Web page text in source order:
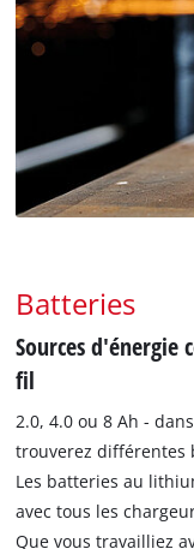
Batteries
Sources d'énergie
fil
2.0, 4.0 ou 8 Ah -
trouverez différentes
Les batteries au
avec tous les
Que vous travailliez